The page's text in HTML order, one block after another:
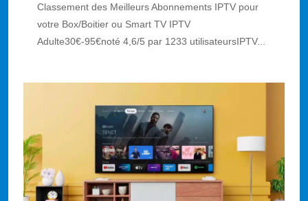
Classement des Meilleurs Abonnements IPTV pour
votre Box/Boitier ou Smart TV IPTV
Adulte30€-95€noté 4,6/5 par 1233 utilisateursIPTV...